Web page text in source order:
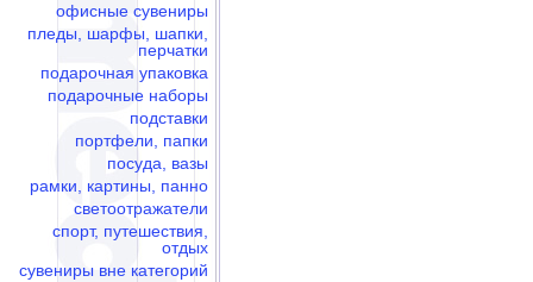
офисные сувениры
пледы, шарфы, шапки,
перчатки
подарочная упаковка
подарочные наборы
подставки
портфели, папки
посуда, вазы
рамки, картины, панно
светоотражатели
спорт, путешествия,
отдых
сувениры вне категорий